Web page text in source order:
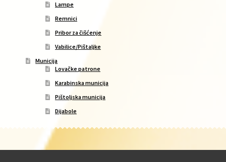
Lampe
Remnici
Pribor za čišćenje
Vabilice/Pištaljke
Municija
Lovačke patrone
Karabinska municija
Pištoljska municija
Dijabole